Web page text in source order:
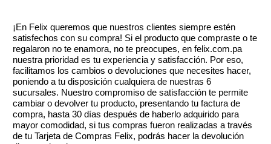
¡En Felix queremos que nuestros clientes siempre estén
satisfechos con su compra! Si el producto que compraste o te
regalaron no te enamora, no te preocupes, en felix.com.pa
nuestra prioridad es tu experiencia y satisfacción. Por eso,
facilitamos los cambios o devoluciones que necesites hacer,
poniendo a tu disposición cualquiera de nuestras 6
sucursales. Nuestro compromiso de satisfacción te permite
cambiar o devolver tu producto, presentando tu factura de
compra, hasta 30 días después de haberlo adquirido para
mayor comodidad, si tus compras fueron realizadas a través
de tu Tarjeta de Compras Felix, podrás hacer la devolución